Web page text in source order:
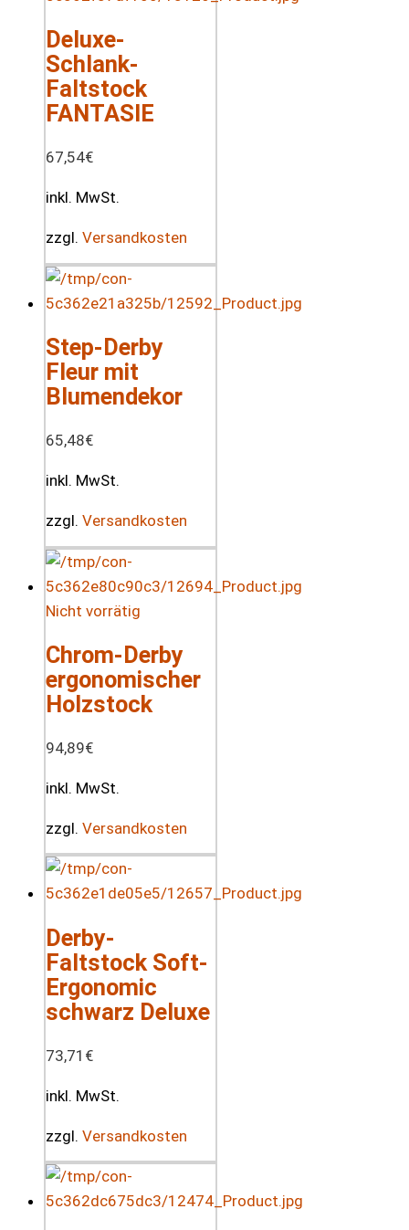
Deluxe-
Schlank-
Faltstock
FANTASIE
67,54€
inkl. MwSt.
zzgl. Versandkosten
Step-Derby
Fleur mit
Blumendekor
65,48€
inkl. MwSt.
zzgl. Versandkosten
Nicht vorrätig
Chrom-Derby
ergonomischer
Holzstock
94,89€
inkl. MwSt.
zzgl. Versandkosten
Derby-
Faltstock Soft-
Ergonomic
schwarz Deluxe
73,71 €
inkl. MwSt.
zzgl. Versandkosten